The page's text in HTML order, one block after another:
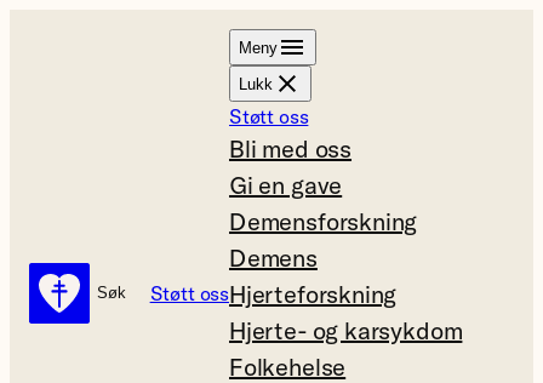
Søk
Søk Støtt oss
Meny
Lukk
Støtt oss
Bli med oss
Gi en gave
Demensforskning
Demens
Hjerteforskning
Hjerte- og karsykdom
Folkehelse